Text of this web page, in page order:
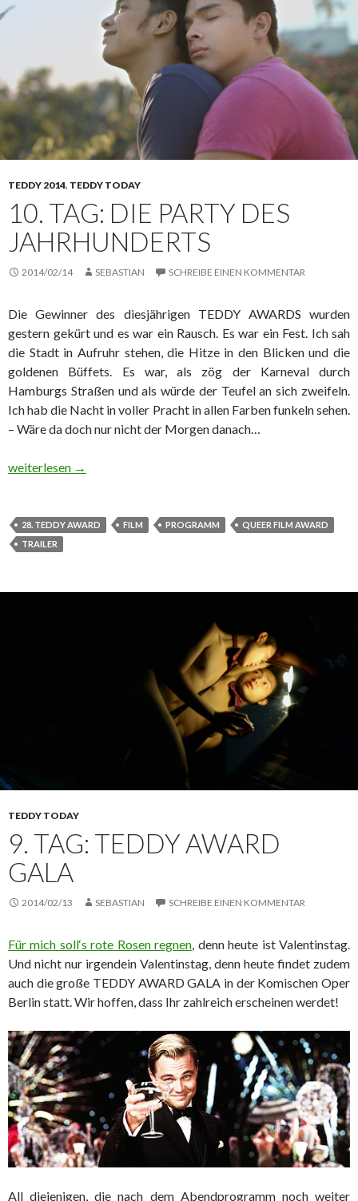
TEDDY 2014, TEDDY TODAY
10. TAG: DIE PARTY DES
JAHRHUNDERTS
2014/02/14 SEBASTIAN SCHREIBE EINEN KOMMENTAR
Die Gewinner des diesjährigen TEDDY AWARDS wurden
gestern gekürt und es war ein Rausch. Es war ein Fest. Ich sah
die Stadt in Aufruhr stehen, die Hitze in den Blicken und die
goldenen Büffets. Es war, als zög der Karneval durch
Hamburgs Straßen und als würde der Teufel an sich zweifeln.
Ich hab die Nacht in voller Pracht in allen Farben funkeln sehen.
– Wäre da doch nur nicht der Morgen danach…
10. Tag: Die Party des Jahrhunderts
weiterlesen →
28. TEDDY AWARD FILM PROGRAMM
QUEER FILM AWARD
TRAILER
TEDDY TODAY
9. TAG: TEDDY AWARD
GALA
2014/02/13 SEBASTIAN SCHREIBE EINEN KOMMENTAR
Für mich soll‘s rote Rosen regnen, denn heute ist Valentinstag.
Und nicht nur irgendein Valentinstag, denn heute findet zudem
auch die große TEDDY AWARD GALA in der Komischen Oper
Berlin statt. Wir hoffen, dass Ihr zahlreich erscheinen werdet!
All diejenigen, die nach dem Abendprogramm noch weiter